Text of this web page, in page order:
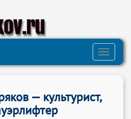
Toggle
— культурист,